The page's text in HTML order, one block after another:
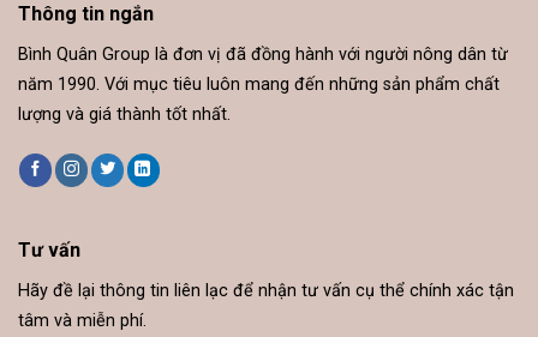
Thông tin ngắn
Bình Quân Group là đơn vị đã đồng hành với người nông dân từ
năm 1990. Với mục tiêu luôn mang đến những sản phẩm chất
lượng và giá thành tốt nhất.
Tư vấn
Hãy đề lại thông tin liên lạc để nhận tư vấn cụ thể chính xác tận
tâm và miễn phí.